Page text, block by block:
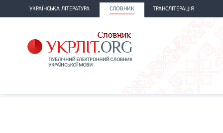
УКРАЇНСЬКА ЛІТЕРАТУРА СЛОВНИК ТРАНСЛІТЕРАЦІЯ